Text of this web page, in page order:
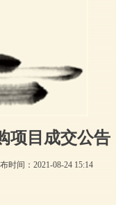
项目成交公告
时间： 2021-08-24 15:14